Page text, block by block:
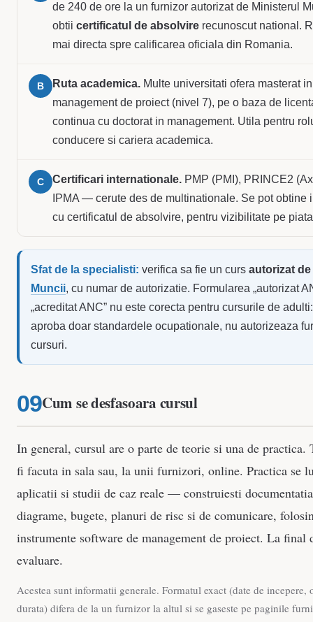
de 240 de ore la un furnizor autorizat de Ministerul
obtii certificatul de absolvire recunoscut national.
mai directa spre calificarea oficiala din Romania.
B Ruta academica. Multe universitati ofera masterat in
management de proiect (nivel 7), pe o baza de
continua cu doctorat in management. Utila pentru
conducere si cariera academica.
C Certificari internationale. PMP (PMI), PRINCE2
IPMA — cerute des de multinationale. Se pot obtine
cu certificatul de absolvire, pentru vizibilitate pe
Sfat de la specialisti: verifica sa fie un curs autorizat de
Muncii, cu numar de autorizatie. Formularea „autorizat
„acreditat ANC” nu este corecta pentru cursurile de
aproba doar standardele ocupationale, nu autorizeaza
cursuri.
Cum se desfasoara cursul
In general, cursul are o parte de teorie si una de practica.
fi facuta in sala sau, la unii furnizori, online. Practica se
aplicatii si studii de caz reale — construiesti
diagrame, bugete, planuri de risc si de comunicare,
instrumente software de management de proiect. La final
evaluare.
Acestea sunt informatii generale. Formatul exact (date de incepere,
durata) difera de la un furnizor la altul si se gaseste pe paginile